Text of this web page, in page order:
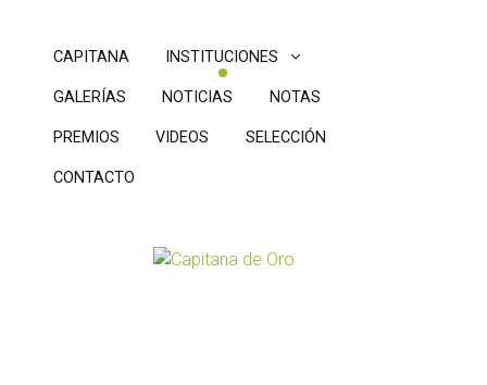
CAPITANA INSTITUCIONES
GALERÍAS NOTICIAS NOTAS
PREMIOS VIDEOS SELECCIÓN
CONTACTO